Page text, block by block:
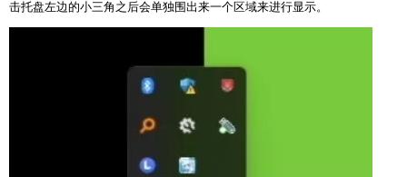
击托盘左边的小三角之后会单独围出来一个区域来进行显示。